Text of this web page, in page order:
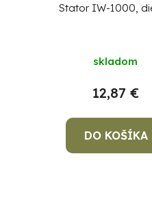
Stator IW-1000,
skladom
12,87 €
DO KOŠÍKA